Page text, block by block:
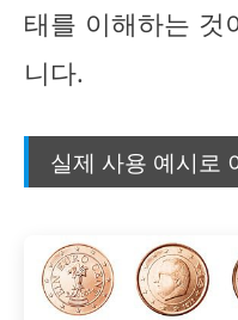
태를 이해하는 것
니다.
실제 사용 예시로